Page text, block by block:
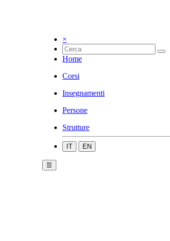
×
Home
Corsi
Insegnamenti
Persone
Strutture
IT EN
☰